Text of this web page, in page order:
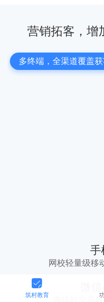
营销拓客，增
多终端，全渠道覆盖
手
网校轻量级移
微
微信社交高
筑村教育